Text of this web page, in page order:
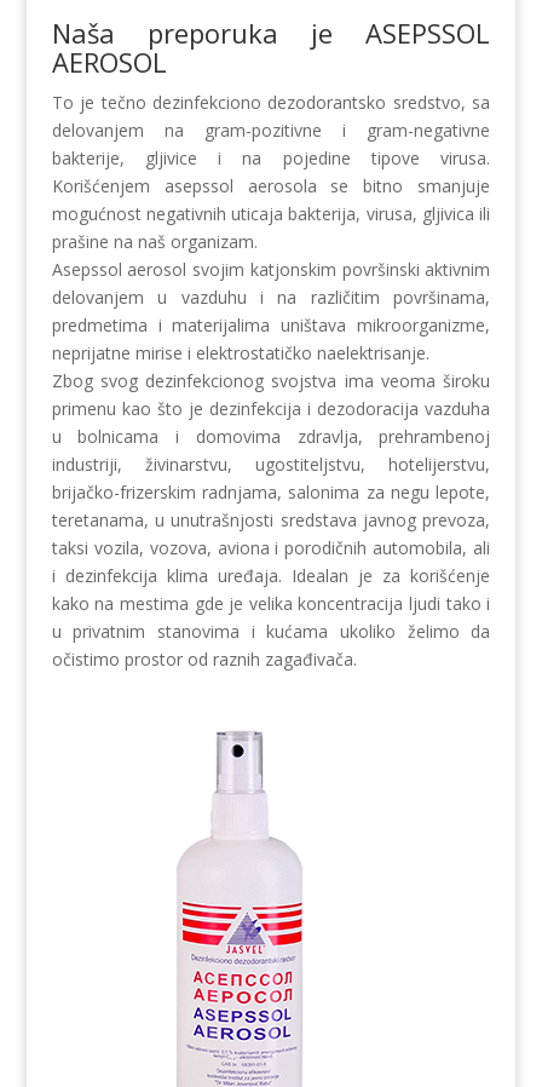
Naša preporuka je ASEPSSOL
AEROSOL
To je tečno dezinfekciono dezodorantsko sredstvo, sa
delovanjem na gram-pozitivne i gram-negativne
bakterije, gljivice i na pojedine tipove virusa.
Korišćenjem asepssol aerosola se bitno smanjuje
mogućnost negativnih uticaja bakterija, virusa, gljivica ili
prašine na naš organizam.
Asepssol aerosol svojim katjonskim površinski aktivnim
delovanjem u vazduhu i na različitim površinama,
predmetima i materijalima uništava mikroorganizme,
neprijatne mirise i elektrostatičko naelektrisanje.
Zbog svog dezinfekcionog svojstva ima veoma široku
primenu kao što je dezinfekcija i dezodoracija vazduha
u bolnicama i domovima zdravlja, prehrambenoj
industriji, živinarstvu, ugostiteljstvu, hotelijerstvu,
brijačko-frizerskim radnjama, salonima za negu lepote,
teretanama, u unutrašnjosti sredstava javnog prevoza,
taksi vozila, vozova, aviona i porodičnih automobila, ali
i dezinfekcija klima uređaja. Idealan je za korišćenje
kako na mestima gde je velika koncentracija ljudi tako i
u privatnim stanovima i kućama ukoliko želimo da
očistimo prostor od raznih zagađivača.